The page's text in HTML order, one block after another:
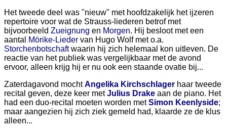
Het tweede deel was "nieuw" met hoofdzakelijk het ijzeren
repertoire voor wat de Strauss-liederen betrof met
bijvoorbeeld Zueignung en Morgen. Hij besloot met een
aantal
Mörike-Lieder van Hugo Wolf met o.a.
Storchenbotschaftwaarin hij zich helemaal kon uitleven. De
reactie van het publiek was vergelijkbaar met de avond
ervoor, alleen krijg hij er nu ook een staande ovatie bij...
Zaterdagavond mochtAngelika Kirchschlager haar tweede
recital geven, deze keer metJulius Drake aan de piano. Het
had een duo-recital moeten worden metSimon Keenlyside;
maar aangezien hij zich ziek gemeld had, klaarde ze de klus
alleen...